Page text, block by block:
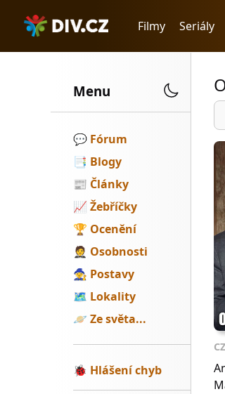
Filmy Seriály
Menu
💬️ Fórum
📑 Blogy
📰 Články
📈 Žebříčky
🏆 Ocenění
🤵 Osobnosti
🧙 Postavy
🗺 Lokality
🪐 Ze světa...
🐞 Hlášení chyb
CZ